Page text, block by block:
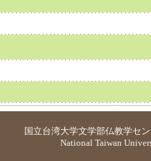
国立台湾大学文学部仏教学セ
National Taiwan